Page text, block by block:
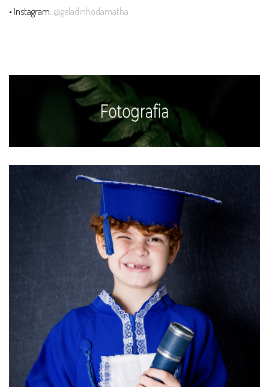
• Instagram: @geladinhodamatha